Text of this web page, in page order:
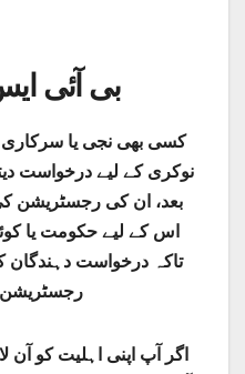
بی آئی
کسی بھی نجی یا سرکاری
نوکری کے لیے درخواست
بعد، ان کی رجسٹریشن
اس کے لیے حکومت یا
تاکہ درخواست دہندگان
اگر آپ اپنی اہلیت کو آن